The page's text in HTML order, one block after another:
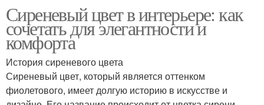
Сиреневый цвет в интерьере: как
сочетать для элегантности и
комфорта
История сиреневого цвета
Сиреневый цвет, который является оттенком
фиолетового, имеет долгую историю в искусстве и